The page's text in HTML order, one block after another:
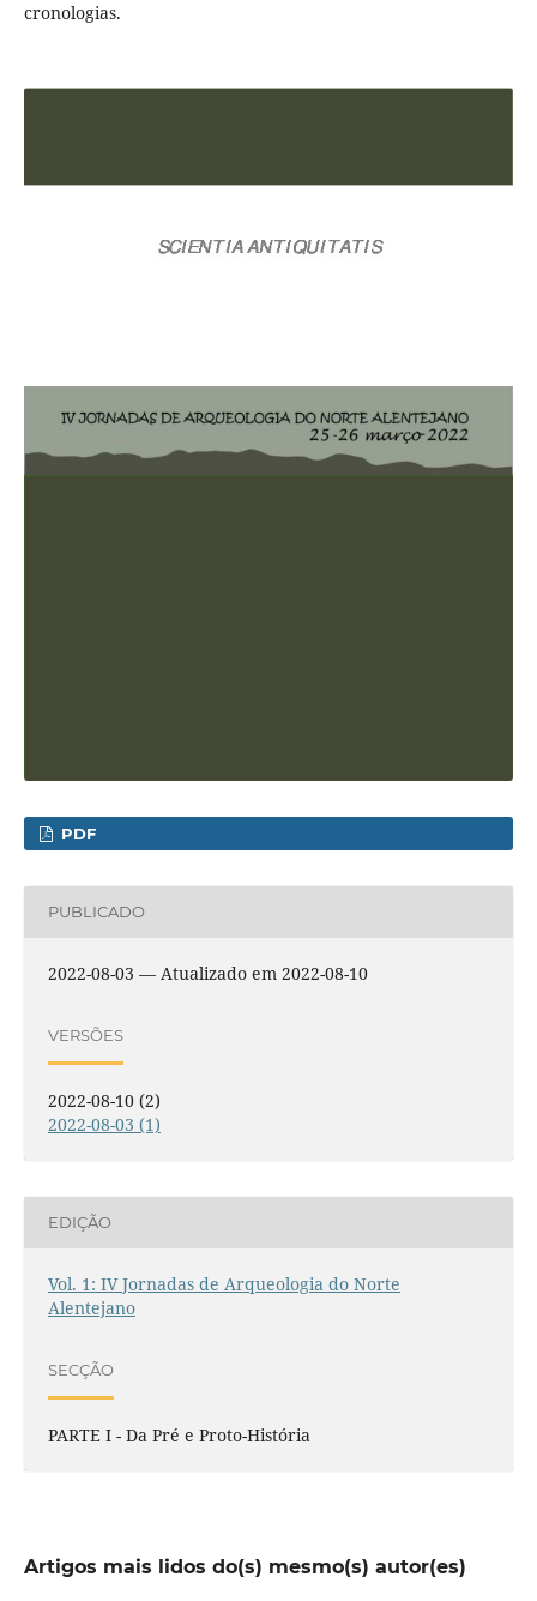
cronologias.
PDF
PUBLICADO
2022-08-03 — Atualizado em 2022-08-10
VERSÕES
2022-08-10 (2)
2022-08-03 (1)
EDIÇÃO
Vol. 1: IV Jornadas de Arqueologia do Norte
Alentejano
SECÇÃO
PARTE I - Da Pré e Proto-História
Artigos mais lidos do(s) mesmo(s) autor(es)